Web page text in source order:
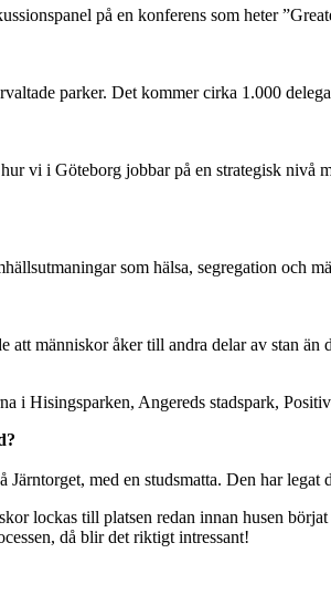
på en konferens som heter
parker. Det kommer cirka 1.000
vi i Göteborg jobbar på en strategisk
som hälsa, segregation och
människor åker till andra delar av stan
i Hisingsparken, Angereds stadspark,
med en studsmatta. Den har
lockas till platsen redan innan husen
då blir det riktigt intressant!